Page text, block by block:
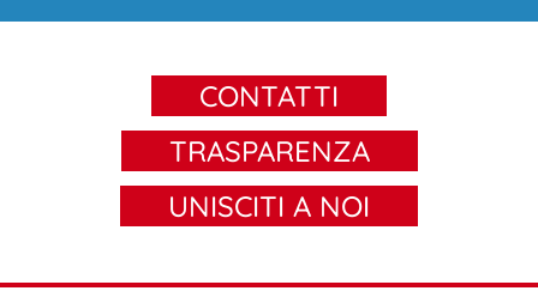
CONTATTI
TRASPARENZA
UNISCITI A NOI